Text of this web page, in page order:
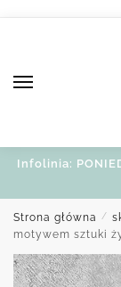
Infolinia:
Strona główna /
motywem sztuki